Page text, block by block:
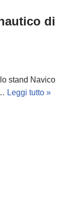
di
stand Navico
Leggi tutto »